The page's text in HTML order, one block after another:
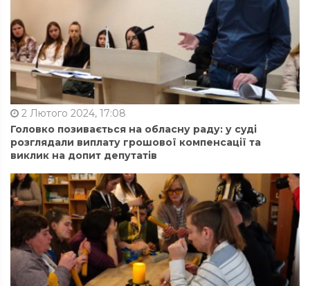
2 Лютого 2024, 17:08
Головко позивається на обласну раду: у суді
розглядали виплату грошової компенсації та
виклик на допит депутатів